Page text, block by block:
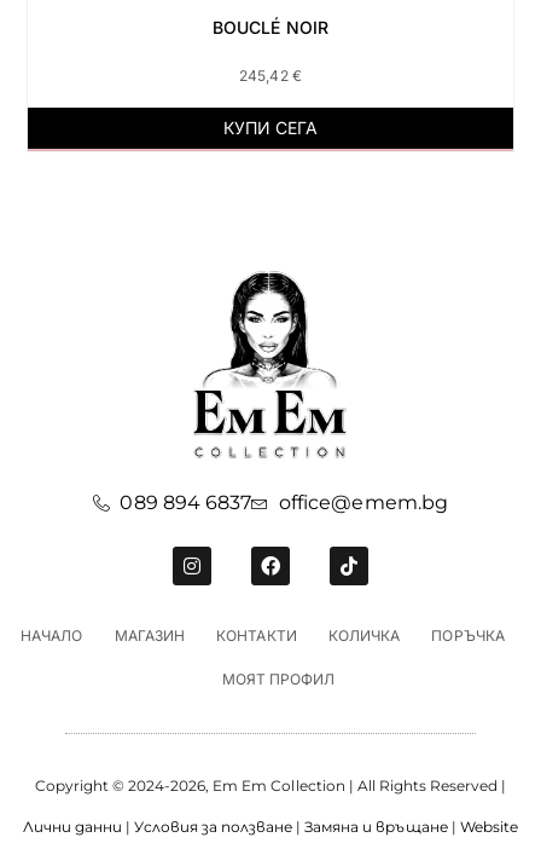
BOUCLÉ NOIR
245,42 €
КУПИ СЕГА
089 894 6837 office@emem.bg
НАЧАЛО МАГАЗИН КОНТАКТИ КОЛИЧКА ПОРЪЧКА
МОЯТ ПРОФИЛ
Copyright © 2024-2026, Em Em Collection | All Rights Reserved |
Лични данни |Условия за ползване |Замяна и връщане| Website